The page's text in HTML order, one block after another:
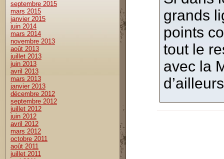
septembre 2015
mars 2015
janvier 2015
juin 2014
mars 2014
novembre 2013
août 2013
juillet 2013
juin 2013
avril 2013
mars 2013
janvier 2013
décembre 2012
septembre 2012
juillet 2012
juin 2012
avril 2012
mars 2012
octobre 2011
août 2011
juillet 2011
grands
points
tout le
avec la